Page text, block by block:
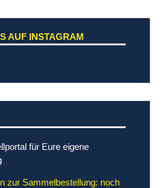
AUF INSTAGRAM
für Eure eigene
zur Sammelbestellung: noch